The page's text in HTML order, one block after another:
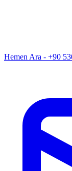
Hemen Ara - +90